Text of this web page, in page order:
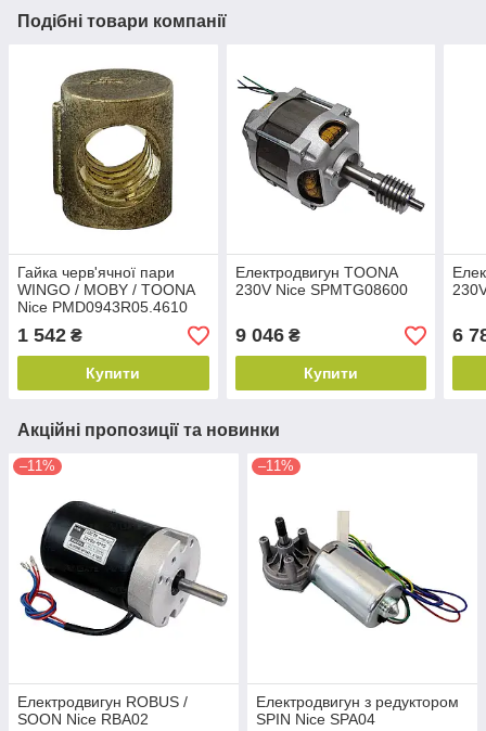
Подібні товари компанії
Гайка черв'ячної пари
WINGO / MOBY / TOONA
Nice PMD0943R05.4610
1 542 ₴
Купити
Електродвигун TOONA
230V Nice SPMTG08600
9 046₴
Купити
6
Акційні пропозиції та новинки
–11%
Електродвигун ROBUS /
SOON Nice RBA02
–11%
Електродвигун з редуктором
SPIN Nice SPA04